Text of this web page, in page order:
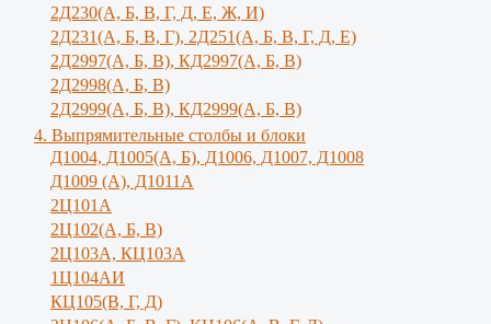
2Д230(А, Б, В, Г, Д, Е, Ж, И)
2Д231(А, Б, В, Г), 2Д251(А, Б, В, Г, Д, E)
2Д2997(А, Б, В), КД2997(А, Б, В)
2Д2998(А, Б, В)
2Д2999(А, Б, В), КД2999(А, Б, В)
4. Выпрямительные столбы и блоки
Д1004, Д1005(А, Б), Д1006, Д1007, Д1008
Д1009 (А), Д1011А
2Ц101А
2Ц102(А, Б, В)
2Ц103А, КЦ103А
1Ц104АИ
КЦ105(В, Г, Д)